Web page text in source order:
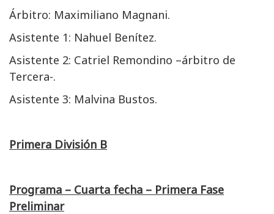
Árbitro: Maximiliano Magnani.
Asistente 1: Nahuel Benítez.
Asistente 2: Catriel Remondino –árbitro de
Tercera-.
Asistente 3: Malvina Bustos.
Primera División B
Programa – Cuarta fecha – Primera Fase
Preliminar